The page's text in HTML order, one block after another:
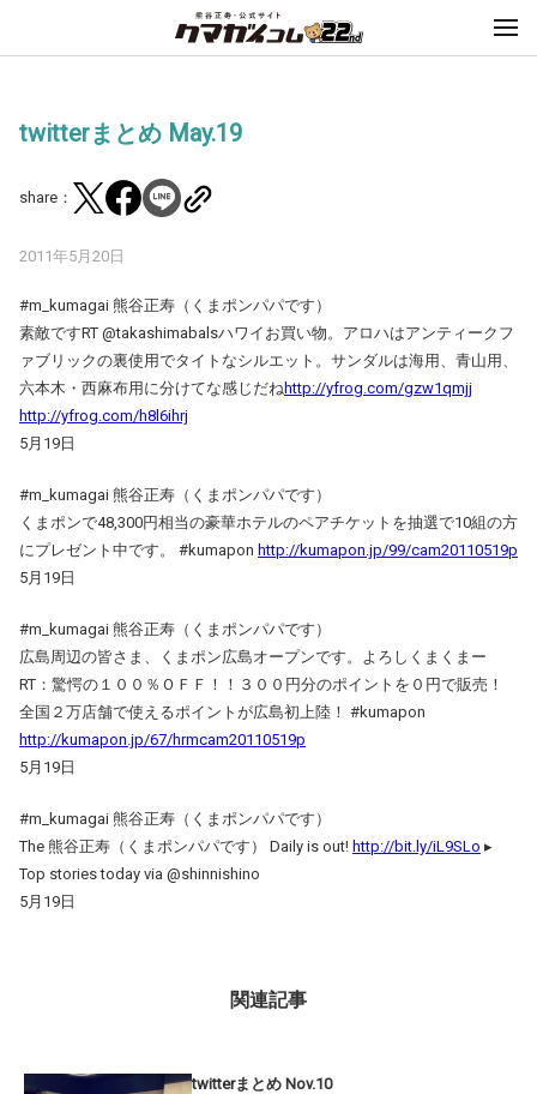
twitterまとめ May.19
share：
2011年5月20日
#m_kumagai 熊谷正寿（くまポンパパです）
素敵ですRT @takashimabalsハワイお買い物。アロハはアンティークフ
ァブリックの裏使用でタイトなシルエット。サンダルは海用、青山用、
六本木・西麻布用に分けてな感じだね http://yfrog.com/gzw1qmjj
http://yfrog.com/h8l6ihrj
5月19日
#m_kumagai 熊谷正寿（くまポンパパです）
くまポンで48,300円相当の豪華ホテルのペアチケットを抽選で10組の方
にプレゼント中です。 #kumapon http://kumapon.jp/99/cam20110519p
5月19日
#m_kumagai 熊谷正寿（くまポンパパです）
広島周辺の皆さま、くまポン広島オープンです。よろしくまくまー
RT：驚愕の１００％ＯＦＦ！！３００円分のポイントを０円で販売！
全国２万店舗で使えるポイントが広島初上陸！ #kumapon
http://kumapon.jp/67/hrmcam20110519p
5月19日
#m_kumagai 熊谷正寿（くまポンパパです）
The 熊谷正寿（くまポンパパです） Daily is out! http://bit.ly/iL9SLo ▸
Top stories today via @shinnishino
5月19日
関連記事
twitterまとめ Nov.10